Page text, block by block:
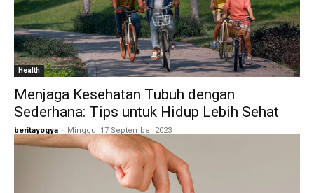
Health
Menjaga Kesehatan Tubuh dengan
Sederhana: Tips untuk Hidup Lebih Sehat
beritayogya - Minggu, 17 September 2023